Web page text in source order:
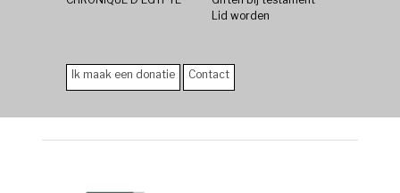
Lid worden
Ik maak een donatie Contact